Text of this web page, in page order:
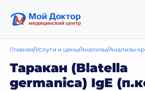
Главная Услуги и цены Анализы Анализы
Таракан (Blatella
germanica) IgE